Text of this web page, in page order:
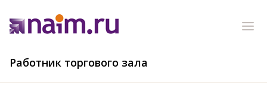
Работник торгового зала